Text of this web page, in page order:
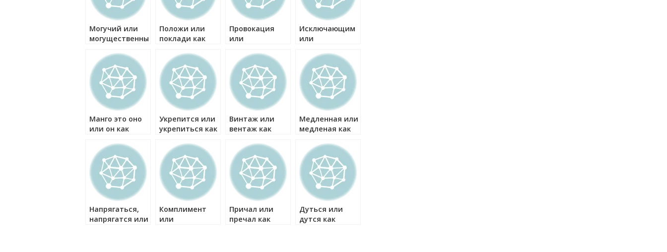
Могучий или
могущественный
Положи или
поклади как
Провокация
или
правильно?
Исключающим
или
как правильно?
Манго это оно
или он как
Укрепится или
укрепиться как
Винтаж или
вентаж как
Медленная или
медленая как
Напрягаться,
напрягатся или
Комплимент
или
Причал или
пречал как
Дуться или
дутся как